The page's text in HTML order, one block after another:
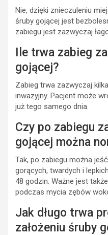
Nie, dzięki znieczuleniu
śruby gojącej jest
zabiegu jest zazwyczaj
Ile trwa zabieg
gojącej?
Zabieg trwa zazwyczaj
inwazyjny. Pacjent może
już tego samego dnia.
Czy po zabiegu
gojącej można
Tak, po zabiegu można
gorących, twardych i
48 godzin. Ważne jest
podczas mycia zębów
Jak długo trwa
założeniu śruby